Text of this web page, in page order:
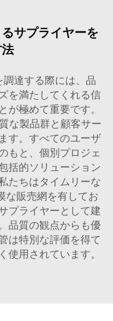
サプライヤーを
達する際には、品
を満たしてくれる信
が極めて重要です。
な製品群と顧客サー
す。すべてのユーザ
もと、個別プロジェ
括的ソリューション
たちはタイムリーな
な販売網を有してお
プライヤーとして建
品質の観点からも優
は特別な評価を得て
使用されています。